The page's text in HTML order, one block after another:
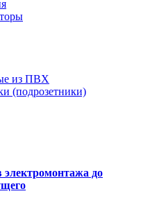
из ПВХ
(подрозетники)
до